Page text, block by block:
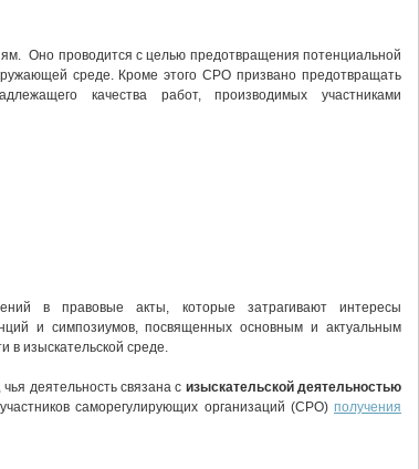
Оно проводится с целью предотвращения потенциальной
среде. Кроме этого СРО призвано предотвращать
качества работ, производимых участниками
в правовые акты, которые затрагивают интересы
и симпозиумов, посвященных основным и актуальным
в изыскательской среде.
деятельность связана с изыскательской деятельностью
саморегулирующих организаций (СРО) получения